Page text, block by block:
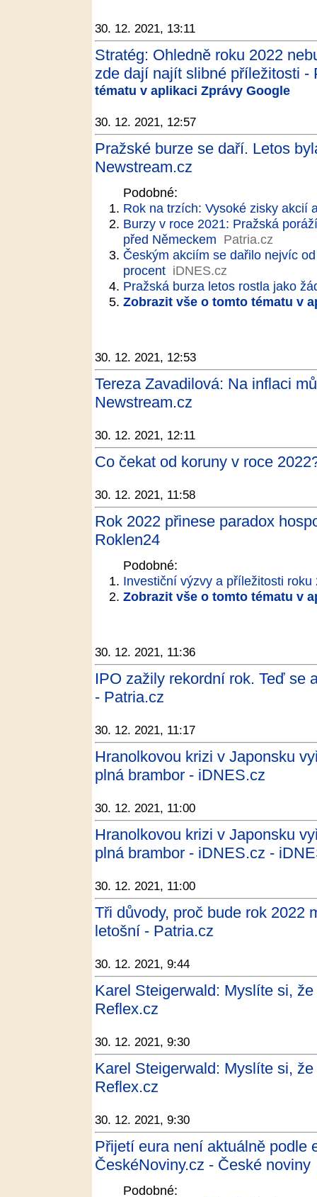
30. 12. 2021, 13:11
Stratég: Ohledně roku 2022
zde dají najít slibné příležitosti -
tématu v aplikaci Zprávy Google
30. 12. 2021, 12:57
Pražské burze se daří. Letos
Newstream.cz
Podobné:
Rok na trzích: Vysoké zisky akcií
Burzy v roce 2021: Pražská
před Německem Patria.cz
Českým akciím se dařilo nejvíc
procent iDNES.cz
Pražská burza letos rostla jako
Zobrazit vše o tomto tématu v
30. 12. 2021, 12:53
Tereza Zavadilová: Na inflaci
Newstream.cz
30. 12. 2021, 12:11
Co čekat od koruny v roce
30. 12. 2021, 11:58
Rok 2022 přinese paradox
Roklen24
Podobné:
Investiční výzvy a příležitosti
Zobrazit vše o tomto tématu v
30. 12. 2021, 11:36
IPO zažily rekordní rok. Teď se
- Patria.cz
30. 12. 2021, 11:17
Hranolkovou krizi v Japonsku
plná brambor - iDNES.cz
30. 12. 2021, 11:00
Hranolkovou krizi v Japonsku
plná brambor - iDNES.cz -
30. 12. 2021, 11:00
Tři důvody, proč bude rok 2022
letošní - Patria.cz
30. 12. 2021, 9:44
Karel Steigerwald: Myslíte si,
Reflex.cz
30. 12. 2021, 9:30
Karel Steigerwald: Myslíte si,
Reflex.cz
30. 12. 2021, 9:30
Přijetí eura není aktuálně podle
ČeskéNoviny.cz - České noviny
Podobné: